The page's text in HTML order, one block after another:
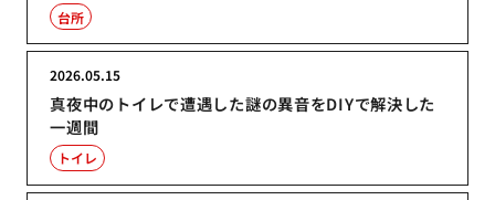
台所
真夜中のトイレで遭遇した謎の異音をDIYで解決した
一週間
2026.05.15
トイレ